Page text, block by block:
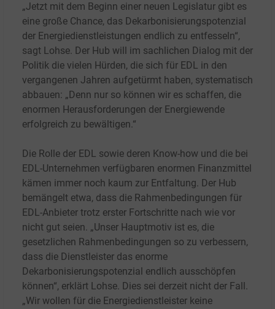
„Jetzt mit dem Beginn einer neuen Legislatur gibt es
eine große Chance, das Dekarbonisierungspotenzial
der Energiedienstleistungen endlich zu entfesseln“,
sagt Lohse. Der Hub will im sachlichen Dialog mit der
Politik die vielen Hürden, die sich für EDL in den
vergangenen Jahren aufgetürmt haben, systematisch
abbauen: „Denn nur so können wir es schaffen, die
enormen Herausforderungen der Energiewende
erfolgreich zu bewältigen.“
Die Rolle der EDL sowie deren Know-how und die bei
EDL-Unternehmen verfügbaren enormen Finanzmittel
kämen immer noch kaum zur Entfaltung. Der Hub
bemängelt etwa, dass die Rahmenbedingungen für
EDL-Anbieter trotz erster Fortschritte nach wie vor
nicht gut seien. „Unser Hauptmotiv ist es, die
gesetzlichen Rahmenbedingungen so zu verbessern,
dass die Dienstleister das enorme
Dekarbonisierungspotenzial endlich ausschöpfen
können“, erklärt Lohse. Dies sei derzeit nicht der Fall.
„Wir wollen für die Energiedienstleister keine